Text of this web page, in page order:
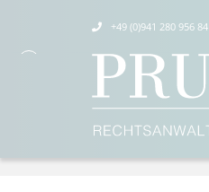
+49 (0)941 280 956 84